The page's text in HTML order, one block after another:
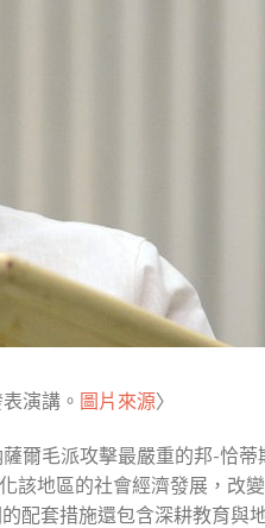
演講。 圖片來源〉
爾毛派攻擊最嚴重的邦-恰蒂
該地區的社會經濟發展，改
配套措施還包含深耕教育與